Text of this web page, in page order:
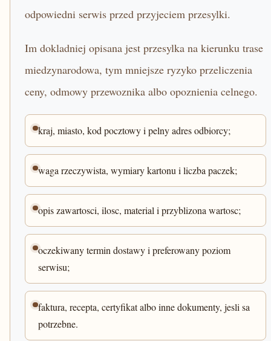
odpowiedni serwis przed przyjeciem przesylki.
Im dokladniej opisana jest przesylka na kierunku trase
miedzynarodowa, tym mniejsze ryzyko przeliczenia
ceny, odmowy przewoznika albo opoznienia celnego.
kraj, miasto, kod pocztowy i pelny adres odbiorcy;
waga rzeczywista, wymiary kartonu i liczba paczek;
opis zawartosci, ilosc, material i przyblizona wartosc;
oczekiwany termin dostawy i preferowany poziom
serwisu;
faktura, recepta, certyfikat albo inne dokumenty, jesli sa
potrzebne.